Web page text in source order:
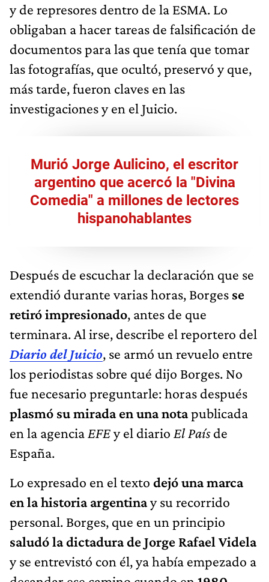
y de represores dentro de la ESMA. Lo
obligaban a hacer tareas de falsificación de
documentos para las que tenía que tomar
las fotografías, que ocultó, preservó y que,
más tarde, fueron claves en las
investigaciones y en el Juicio.​
Murió Jorge Aulicino, el escritor
argentino que acercó la "Divina
Comedia" a millones de lectores
hispanohablantes
Después de escuchar la declaración que se
extendió durante varias horas, Borges se
retiró impresionado, antes de que
terminara. Al irse, describe el reportero del
Diario del Juicio, se armó un revuelo entre
los periodistas sobre qué dijo Borges. No
fue necesario preguntarle: horas después
plasmó su mirada en una notapublicada
en la agencia EFEy el diario El Paísde
España.
Lo expresado en el texto dejó una marca
en la historia argentinay su recorrido
personal. Borges, que en un principio
saludó la dictadura de Jorge Rafael Videla
y se entrevistó con él, ya había empezado a